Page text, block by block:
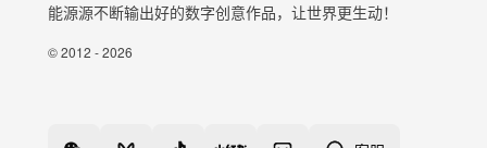
能源源不断输出好的数字创意作品，让世界更生动！
© 2012 - 2026